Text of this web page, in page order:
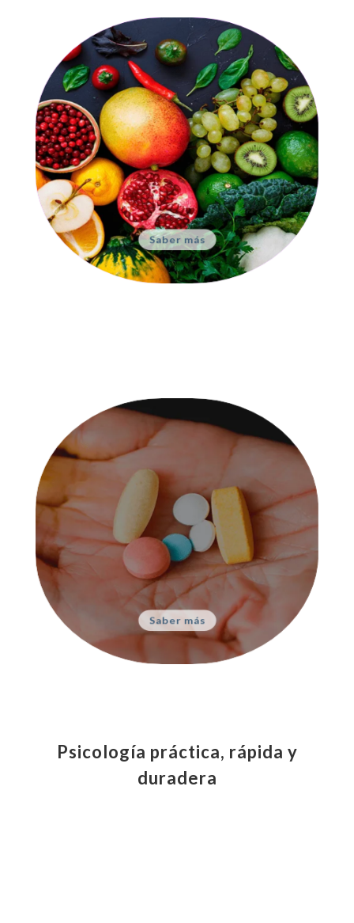
Nutrición
Aprende a mantener una relación
saludable con la comida
Saber más
Psiquiatría
Complementa tu tratamiento para
obtener mejores resultados
Saber más
Psicología práctica, rápida y
duradera